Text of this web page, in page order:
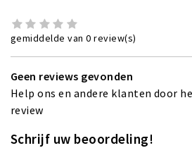
gemiddelde van 0 review(s)
Geen reviews gevonden
Help ons en andere klanten door
review
Schrijf uw beoordeling!